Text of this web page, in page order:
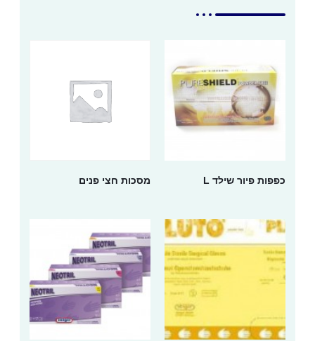
כפפות פיור שילד L מסכות חצי פנים